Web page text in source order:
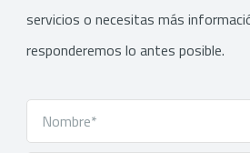
servicios o necesitas más
responderemos lo antes posible.